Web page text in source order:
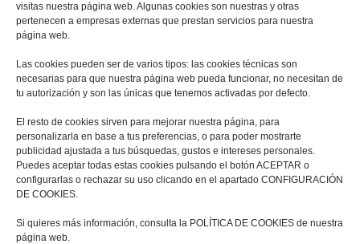
visitas nuestra página web. Algunas cookies son nuestras y otras
pertenecen a empresas externas que prestan servicios para nuestra
página web.
Las cookies pueden ser de varios tipos: las cookies técnicas son
necesarias para que nuestra página web pueda funcionar, no necesitan de
tu autorización y son las únicas que tenemos activadas por defecto.
El resto de cookies sirven para mejorar nuestra página, para
personalizarla en base a tus preferencias, o para poder mostrarte
publicidad ajustada a tus búsquedas, gustos e intereses personales.
Puedes aceptar todas estas cookies pulsando el botón ACEPTAR o
configurarlas o rechazar su uso clicando en el apartado CONFIGURACIÓN
DE COOKIES.
Si quieres más información, consulta la POLÍTICA DE COOKIES de nuestra
página web.